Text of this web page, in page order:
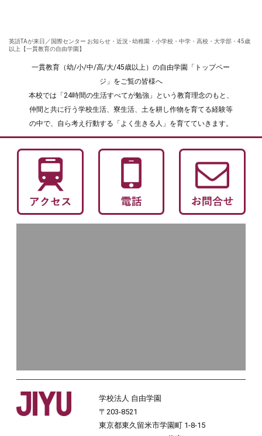
英語TAが来日／国際センター お知らせ・近況 - 幼稚園・小学校・中学・高校・大学部・45歳
以上【一貫教育の自由学園】
一貫教育（幼/小/中/高/大/45歳以上）の自由学園「トップペー
ジ」をご覧の皆様へ
本校では「24時間の生活すべてが勉強」という教育理念のもと、
仲間と共に行う学校生活、寮生活、土を耕し作物を育てる経験等
の中で、自ら考え行動する「よく生きる人」を育てていきます。
学校法人 自由学園
〒203-8521
東京都東久留米市学園町 1-8-15